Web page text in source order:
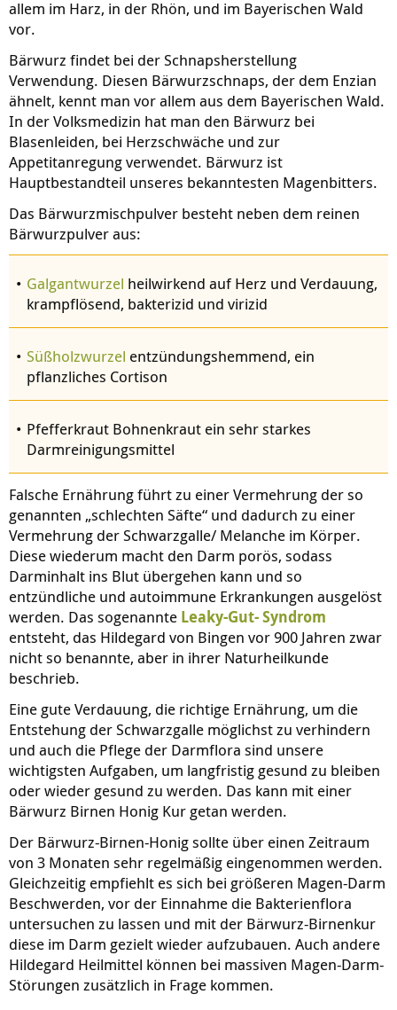
allem im Harz, in der Rhön, und im Bayerischen Wald
vor.
Bärwurz findet bei der Schnapsherstellung
Verwendung. Diesen Bärwurzschnaps, der dem Enzian
ähnelt, kennt man vor allem aus dem Bayerischen Wald.
In der Volksmedizin hat man den Bärwurz bei
Blasenleiden, bei Herzschwäche und zur
Appetitanregung verwendet. Bärwurz ist
Hauptbestandteil unseres bekanntesten Magenbitters.
Das Bärwurzmischpulver besteht neben dem reinen
Bärwurzpulver aus:
Galgantwurzel heilwirkend auf Herz und Verdauung,
krampflösend, bakterizid und virizid
Süßholzwurzel entzündungshemmend, ein
pflanzliches Cortison
Pfefferkraut Bohnenkraut ein sehr starkes
Darmreinigungsmittel
Falsche Ernährung führt zu einer Vermehrung der so
genannten „schlechten Säfte“ und dadurch zu einer
Vermehrung der Schwarzgalle/ Melanche im Körper.
Diese wiederum macht den Darm porös, sodass
Darminhalt ins Blut übergehen kann und so
entzündliche und autoimmune Erkrankungen ausgelöst
werden. Das sogenannte Leaky-Gut- Syndrom
entsteht, das Hildegard von Bingen vor 900 Jahren zwar
nicht so benannte, aber in ihrer Naturheilkunde
beschrieb.
Eine gute Verdauung, die richtige Ernährung, um die
Entstehung der Schwarzgalle möglichst zu verhindern
und auch die Pflege der Darmflora sind unsere
wichtigsten Aufgaben, um langfristig gesund zu bleiben
oder wieder gesund zu werden. Das kann mit einer
Bärwurz Birnen Honig Kur getan werden.
Der Bärwurz-Birnen-Honig sollte über einen Zeitraum
von 3 Monaten sehr regelmäßig eingenommen werden.
Gleichzeitig empfiehlt es sich bei größeren Magen-Darm
Beschwerden, vor der Einnahme die Bakterienflora
untersuchen zu lassen und mit der Bärwurz-Birnenkur
diese im Darm gezielt wieder aufzubauen. Auch andere
Hildegard Heilmittel können bei massiven Magen-Darm-
Störungen zusätzlich in Frage kommen.